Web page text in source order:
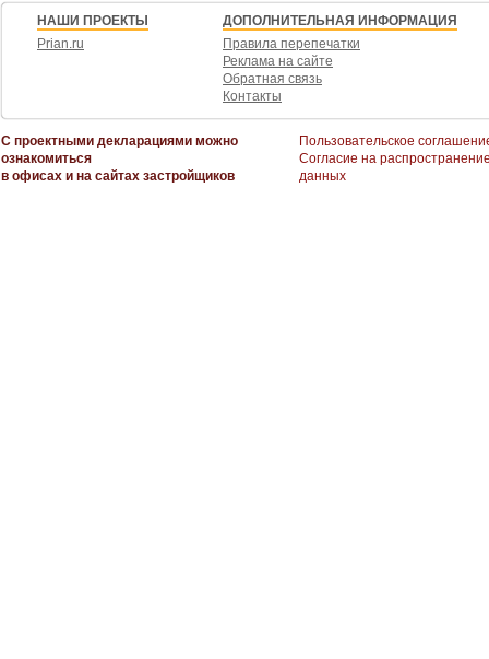
НАШИ ПРОЕКТЫ
Prian.ru
ДОПОЛНИТЕЛЬНАЯ ИНФОРМАЦИЯ
Правила перепечатки
Реклама на сайте
Обратная связь
Контакты
С проектными декларациями можно
ознакомиться
в офисах и на сайтах застройщиков
Пользовательское
Согласие на
данных